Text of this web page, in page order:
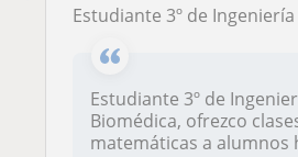
Estudiante 3º de Ingeniería Biomédica, ofrezco clases de matemáticas a alumnos hasta 2º de
Estudiante 3º de
Biomédica, ofrezco
matemáticas a alumnos